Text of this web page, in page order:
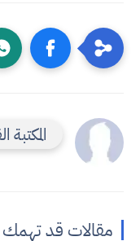
المكتبة
مقالات قد تهمك